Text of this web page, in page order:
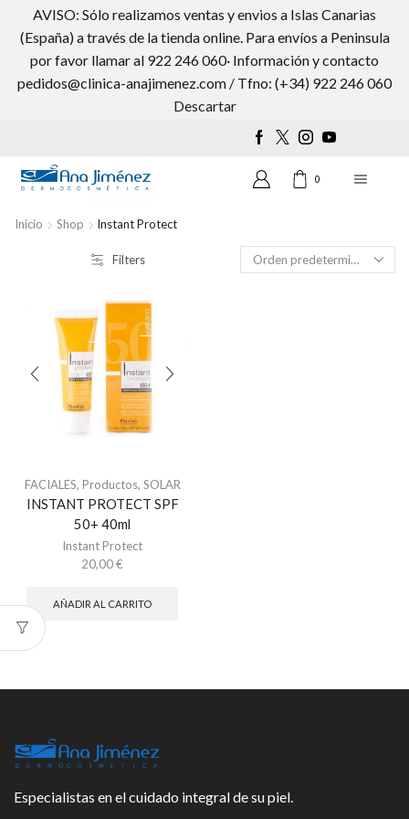
AVISO: Sólo realizamos ventas y envios a Islas Canarias
(España) a través de la tienda online. Para envíos a Peninsula
por favor llamar al 922 246 060· Información y contacto
pedidos@clinica-anajimenez.com / Tfno: (+34) 922 246 060
Descartar
Wishlist 0
0
Inicio Shop Instant Protect
Filters
FACIALES, Productos, SOLAR
INSTANT PROTECT SPF
50+ 40ml
Instant Protect
20,00€
AÑADIR AL CARRITO
Especialistas en el cuidado integral de su piel.